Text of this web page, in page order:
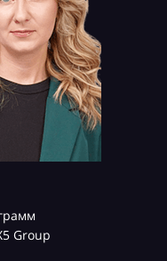
Group